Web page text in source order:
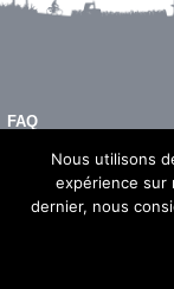
FAQ
INFORMAZIONI
Nous utilisons
expérience sur
dernier, nous